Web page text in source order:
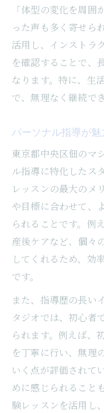
「体型の変化を周
った声も多く寄せら
活用し、インストラ
を確認することで、
なります。特に、生
で、無理なく継続で
パーソナル指導が
東京都中央区佃のマ
ル指導に特化したス
レッスンの最大のメ
や目標に合わせて、
られることです。例
産後ケアなど、個々
してくれるため、効
です。
また、指導歴の長い
タジオでは、初心者
られます。例えば、
を丁寧に行い、無理
いく点が評価されて
めに感じられること
験レッスンを活用し